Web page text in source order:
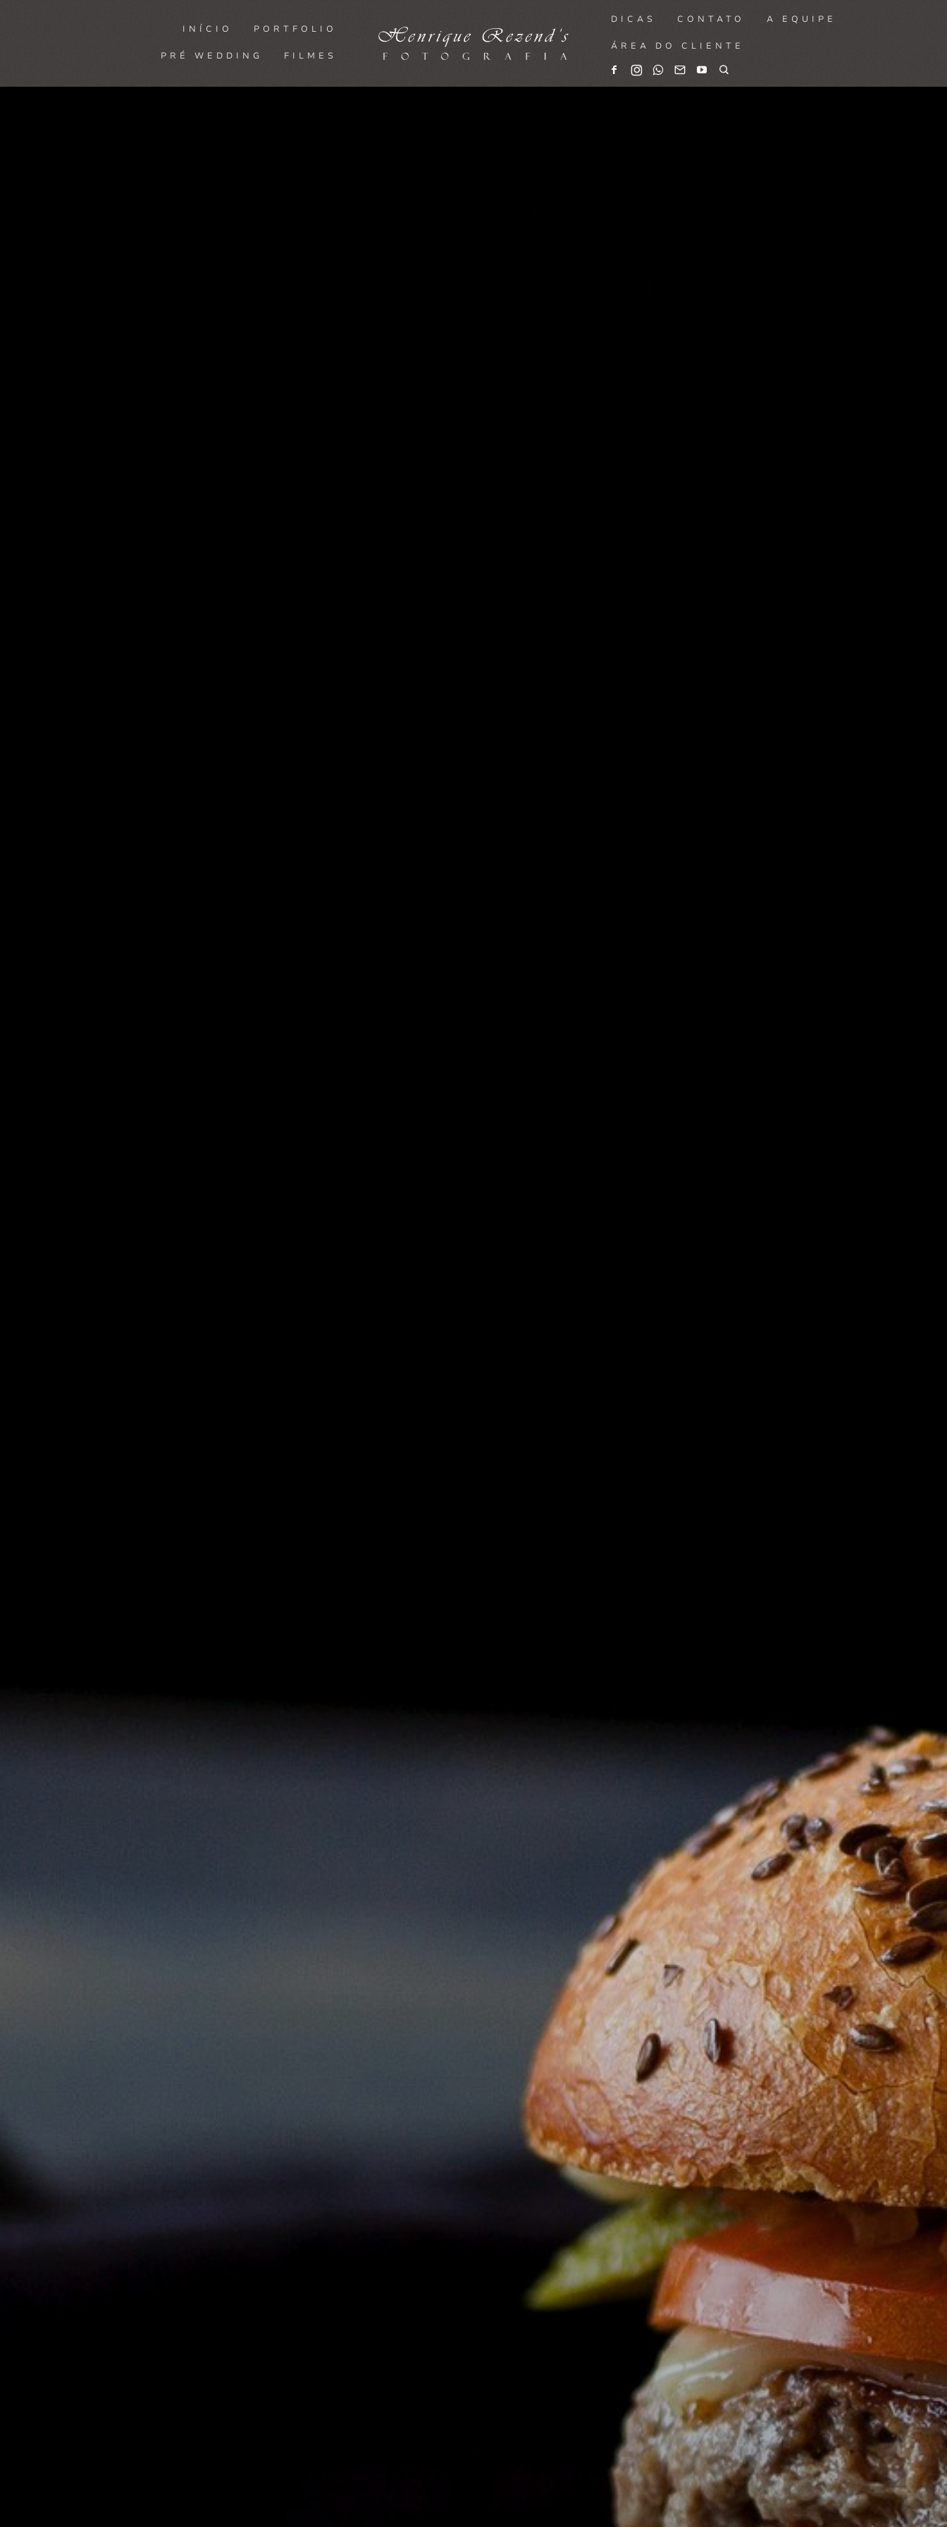
INÍCIO PORTFOLIO
PRÉ WEDDING FILMES
DICAS CONTATO A EQUIPE
ÁREA DO CLIENTE